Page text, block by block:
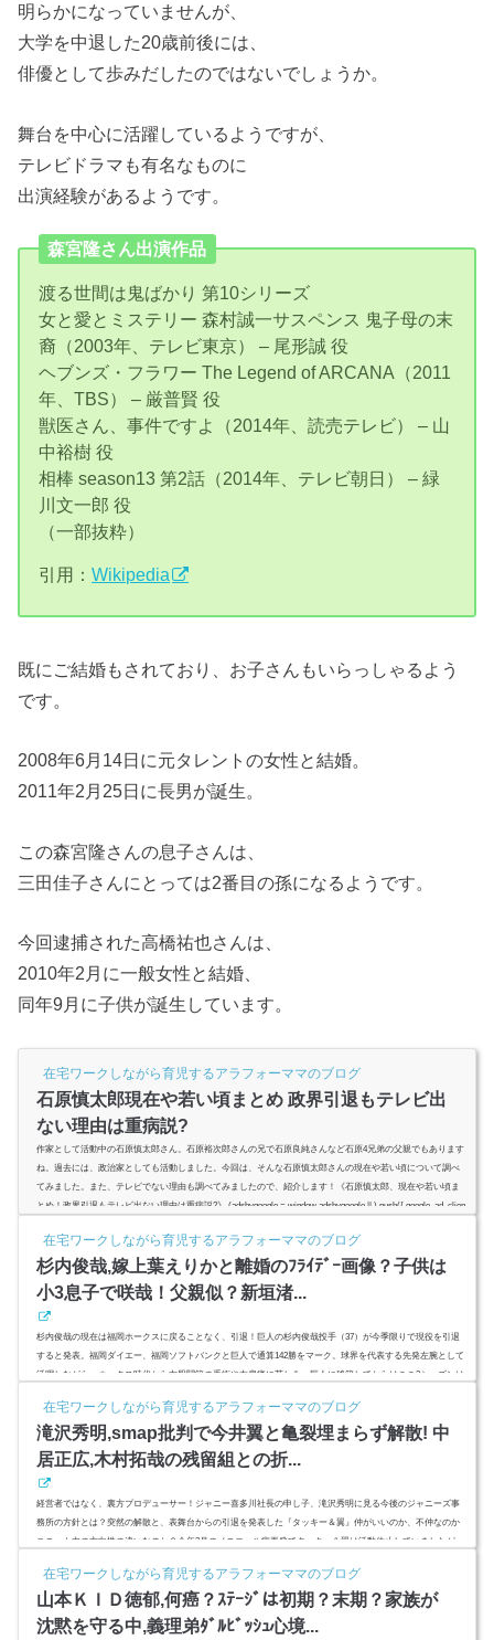
明らかになっていませんが、
大学を中退した20歳前後には、
俳優として歩みだしたのではないでしょうか。
舞台を中心に活躍しているようですが、
テレビドラマも有名なものに
出演経験があるようです。
森宮隆さん出演作品
渡る世間は鬼ばかり 第10シリーズ
女と愛とミステリー 森村誠一サスペンス 鬼子母の末
裔（2003年、テレビ東京） – 尾形誠 役
ヘブンズ・フラワー The Legend of ARCANA（2011
年、TBS） – 厳普賢 役
獣医さん、事件ですよ（2014年、読売テレビ） – 山
中裕樹 役
相棒 season13 第2話（2014年、テレビ朝日） – 緑
川文一郎 役
（一部抜粋）
引用：Wikipedia
既にご結婚もされており、お子さんもいらっしゃるよう
です。
2008年6月14日に元タレントの女性と結婚。
2011年2月25日に長男が誕生。
この森宮隆さんの息子さんは、
三田佳子さんにとっては2番目の孫になるようです。
今回逮捕された高橋祐也さんは、
2010年2月に一般女性と結婚、
同年9月に子供が誕生しています。
在宅ワークしながら育児するアラフォーママのブログ
石原慎太郎現在や若い頃まとめ 政界引退もテレビ出
ない理由は重病説?
作家として活動中の石原慎太郎さん。石原裕次郎さんの兄で石原良純さんなど石原4兄弟の父親でもあります
ね。過去には、政治家としても活動しました。今回は、そんな石原慎太郎さんの現在や若い頃について調べ
てみました。また、テレビでない理由も調べてみましたので、紹介します！《石原慎太郎、現在や若い頃ま
とめ！政界引退もテレビ出ない理由は重病説?》 (adsbygoogle = window.adsbygoogle || ).push({ google_ad_clien
在宅ワークしながら育児するアラフォーママのブログ
杉内俊哉,嫁上葉えりかと離婚のﾌﾗｲﾃﾞｰ画像？子供は
小3息子で咲哉！父親似？新垣渚...
杉内俊哉の現在は福岡ホークスに戻ることなく、引退！巨人の杉内俊哉投手（37）が今季限りで現役を引退
すると発表。福岡ダイエー、福岡ソフトバンクと巨人で通算142勝をマーク。球界を代表する先発左腕として
活躍しながら、ホークス時代から右股関節の手術や左肩痛に苦しみ、巨人に移籍してからはここ3シーズンは
倫スクープは侍ジャパン（WBC合宿中）中の禁断愛で嫁ブチギレで離婚？息子、咲哉（さきや）くんは、父
親似？ (ads...
在宅ワークしながら育児するアラフォーママのブログ
滝沢秀明,smap批判で今井翼と亀裂埋まらず解散! 中
居正広,木村拓哉の残留組との折...
経営者ではなく、裏方プロデューサー！ジャニー喜多川社長の申し子、滝沢秀明に見る今後のジャニーズ事
務所の方針とは？突然の解散と、表舞台からの引退を発表した『タッキー＆翼』仲がいいのか、不仲なのか
ユニット内の方向性の違いなのか？今年3月のメニエール病再発でタッキー＆翼は活動休止していましたが、
秀明氏に方向性の被害を明確に感じたのか2人の36歳の解散後の方向性は全く明暗分かれる形になりそうで
す。 (adsbygoo...
在宅ワークしながら育児するアラフォーママのブログ
山本ＫＩＤ徳郁,何癌？ｽﾃｰｼﾞは初期？末期？家族が
沈黙を守る中,義理弟ﾀﾞﾙﾋﾞｯｼｭ心境...